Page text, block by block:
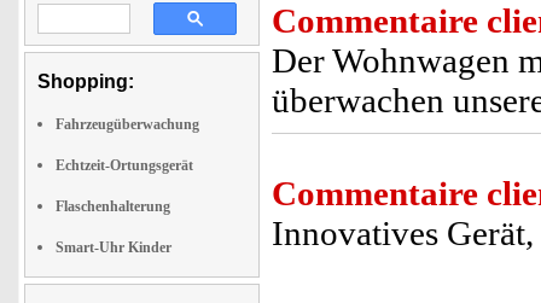
Shopping:
Fahrzeugüberwachung
Echtzeit-Ortungsgerät
Flaschenhalterung
Smart-Uhr Kinder
Commentaire
Der Wohnwagen
überwachen
Commentaire
Innovatives